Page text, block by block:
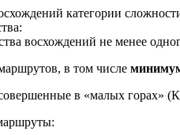
категории
восхождений не менее
в том числе
в «малых горах»